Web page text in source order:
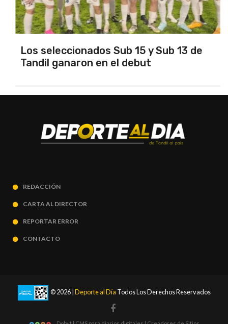
Los seleccionados Sub 15 y Sub 13 de
Tandil ganaron en el debut
REDACCIÓN
CARTA AL DIRECTOR
REPORTAR ERROR
CONTACTO
© 2026 | Deporte al Día Todos Los Derechos Reservados